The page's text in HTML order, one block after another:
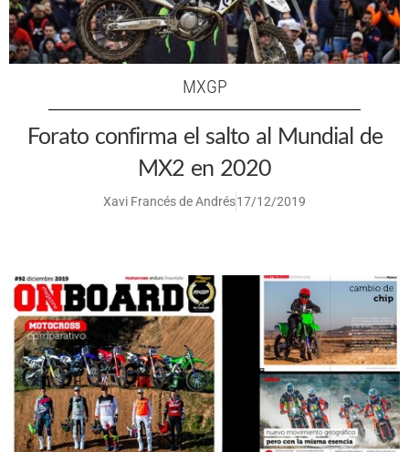
MXGP
Forato confirma el salto al Mundial de
MX2 en 2020
Xavi Francés de Andrés17/12/2019